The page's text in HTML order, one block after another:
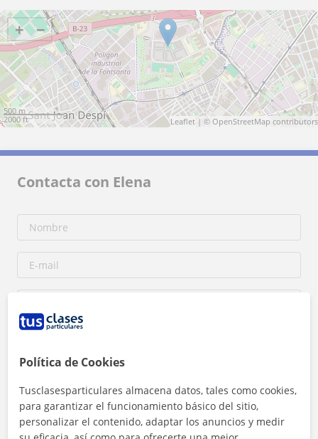
+ −
500 m
2000 ft
Leaflet | © OpenStreetMap contributors
Contacta con Elena
Al hacer clic, aceptas nuestroaviso legaly deprivacidad
Política de Cookies
Tusclasesparticulares almacena datos, tales como cookies,
para garantizar el funcionamiento básico del sitio,
personalizar el contenido, adaptar los anuncios y medir